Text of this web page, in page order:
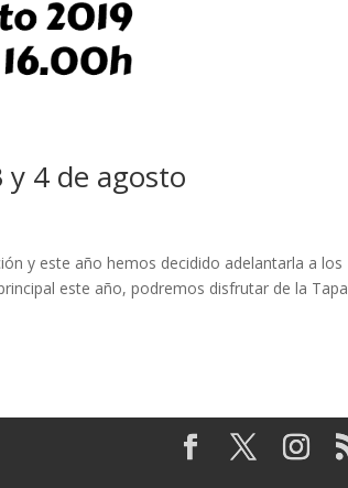
y 4 de agosto
y este año hemos decidido adelantarla a los
este año, podremos disfrutar de la Tapa